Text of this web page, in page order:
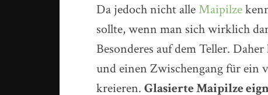
Da jedoch nicht alleMaipilze
sollte, wenn man sich wirklich
Besonderes auf dem Teller.
und einen Zwischengang für ein
kreieren.Glasierte Maipilze